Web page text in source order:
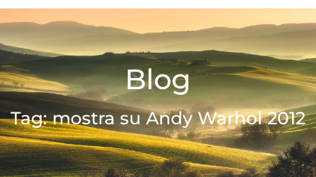
Blog
Tag: mostra su Andy Warhol 2012